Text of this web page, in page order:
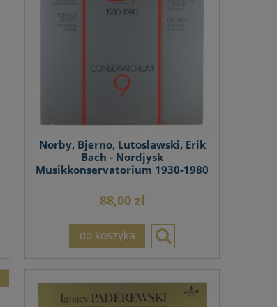
Norby, Bjerno, Lutoslawski, Erik
Bach - Nordjysk
Musikkonservatorium 1930-1980
88,00 zł
do koszyka